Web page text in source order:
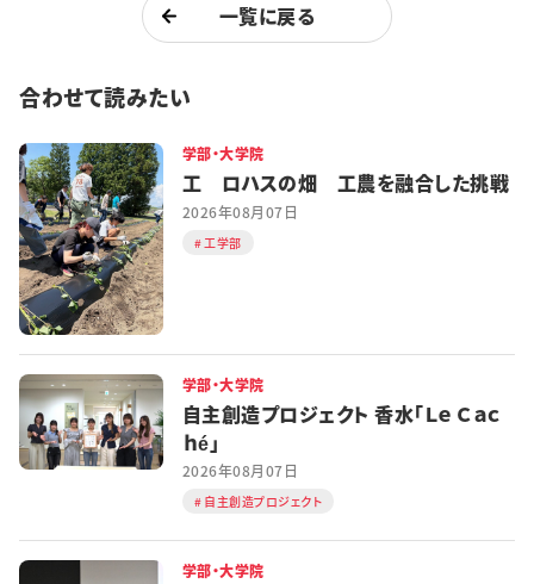
一覧に戻る
合わせて読みたい
学部・大学院
工 ロハスの畑 工農を融合した挑戦
2026年08月07日
工学部
学部・大学院
自主創造プロジェクト 香水「Ｌｅ Ｃａｃ
ｈé」
2026年08月07日
自主創造プロジェクト
学部・大学院